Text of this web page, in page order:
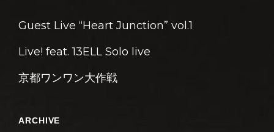
Guest Live “Heart Junction” vol.1
Live! feat. 13ELL Solo live
京都ワンワン大作戦
ARCHIVE